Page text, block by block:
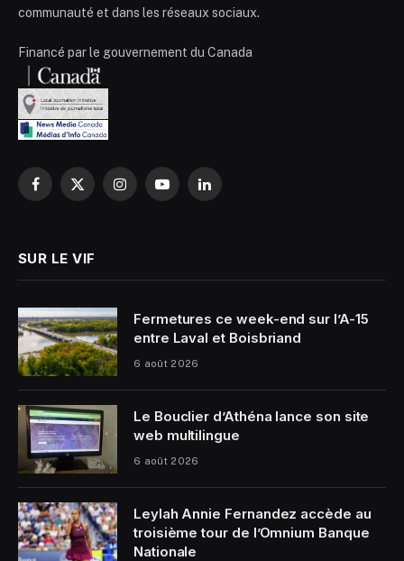
communauté et dans les réseaux sociaux.
Financé par le gouvernement du Canada
Facebook
X
InstagramYouTubeLinkedIn
SUR LE VIF
Fermetures ce week-end sur l’A-15
entre Laval et Boisbriand
6 août 2026
Le Bouclier d’Athéna lance son site
web multilingue
6 août 2026
Leylah Annie Fernandez accède au
troisième tour de l’Omnium Banque
Nationale